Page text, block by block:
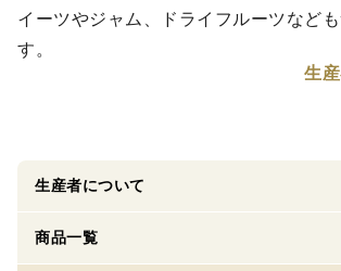
イーツやジャム、ドライフルーツなど
す。
生
生産者について
商品一覧